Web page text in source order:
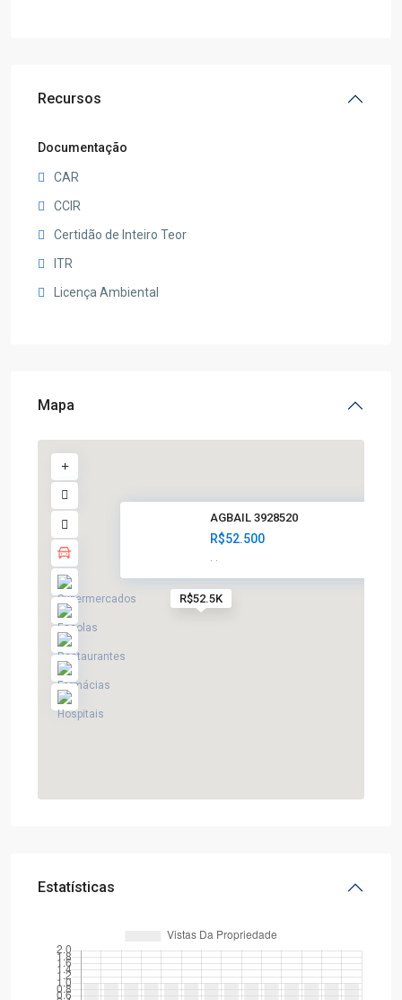
Recursos
Documentação
CAR
CCIR
Certidão de Inteiro Teor
ITR
Licença Ambiental
Mapa
R$52.5K
AGBAIL 3928520
R$52.500
· ·
Estatísticas